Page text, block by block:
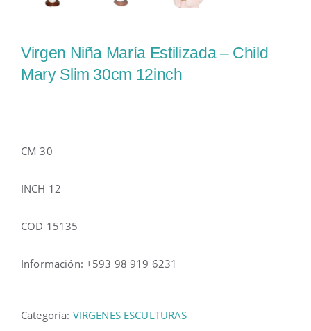
Virgen Niña María Estilizada – Child
Mary Slim 30cm 12inch
CM 30
INCH 12
COD 15135
Información: +593 98 919 6231
Categoría: VIRGENES ESCULTURAS